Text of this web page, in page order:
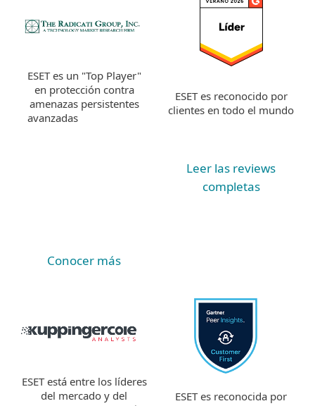
ESET es un "Top Player"
en protección contra
amenazas persistentes
avanzadas
Conocer más
ESET es reconocido por
clientes en todo el mundo
Leer las reviews
completas
ESET está entre los líderes
del mercado y del
ESET es reconocida por